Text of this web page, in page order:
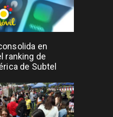
en
ranking de
de Subtel